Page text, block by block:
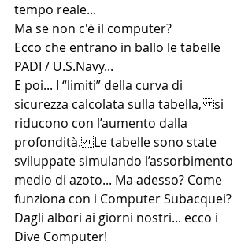
tempo reale...
Ma se non c'è il computer?
Ecco che entrano in ballo le tabelle
PADI / U.S.Navy...
E poi... I “limiti” della curva di
sicurezza calcolata sulla tabella,si
riducono con l’aumento dalla
profondità.Le tabelle sono state
sviluppate simulando l’assorbimento
medio di azoto... Ma adesso? Come
funziona con i Computer Subacquei?
Dagli albori ai giorni nostri... ecco i
Dive Computer!